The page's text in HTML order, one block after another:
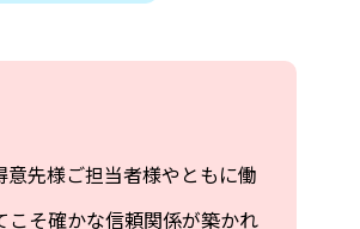
先様ご担当者様やともに働
こそ確かな信頼関係が築かれ